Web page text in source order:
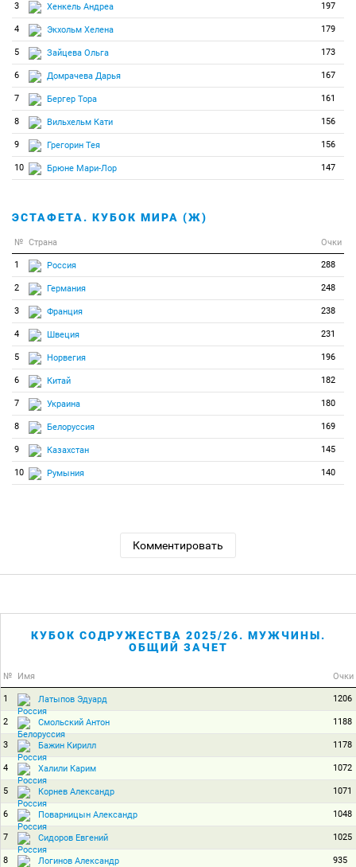
3 Хенкель Андреа 197
4 Экхольм Хелена 179
5 Зайцева Ольга 173
6 Домрачева Дарья 167
7 Бергер Тора 161
8 Вильхельм Кати 156
9 Грегорин Тея 156
10 Брюне Мари-Лор 147
ЭСТАФЕТА. КУБОК МИРА (Ж)
№ Страна Очки
1 Россия 288
2 Германия 248
3 Франция 238
4 Швеция 231
5 Норвегия 196
6 Китай 182
7 Украина 180
8 Белоруссия 169
9 Казахстан 145
10 Румыния 140
Комментировать
КУБОК СОДРУЖЕСТВА 2025/26. МУЖЧИНЫ.
ОБЩИЙ ЗАЧЕТ
№ Имя Очки
1 Латыпов Эдуард 1206
2 Смольский Антон 1188
3 Бажин Кирилл 1178
4 Халили Карим 1072
5 Корнев Александр 1071
6 Поварницын Александр 1048
7 Сидоров Евгений 1025
8 Логинов Александр 935